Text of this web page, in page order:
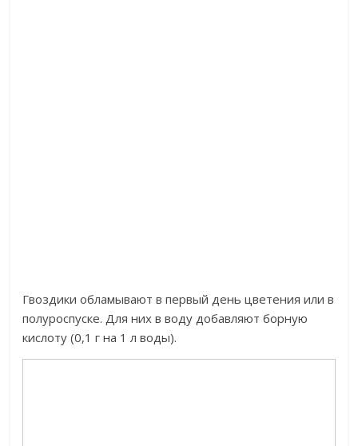
Гвоздики обламывают в первый день цветения или в
полуроспуске. Для них в воду добавляют борную
кислоту (0,1 г на 1 л воды).